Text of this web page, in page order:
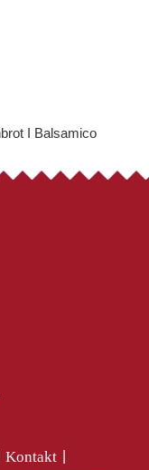
I Balsamico
Kontakt